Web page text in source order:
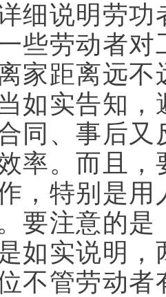
细说明劳
些劳动者
家距离远
如实告知
同、事后
率。而且
，特别是
要注意的
如实说明
不管劳动